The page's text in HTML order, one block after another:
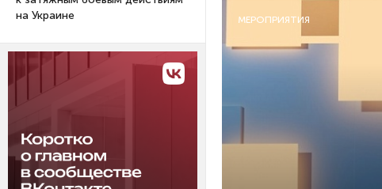
на Украине
МЕРОПРИЯТИЯ